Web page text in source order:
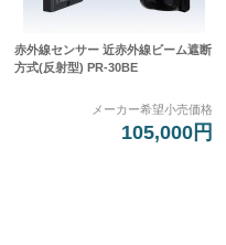
赤外線センサー 近赤外線ビーム遮断
方式(反射型) PR-30BE
メーカー希望小売価格
105,000円